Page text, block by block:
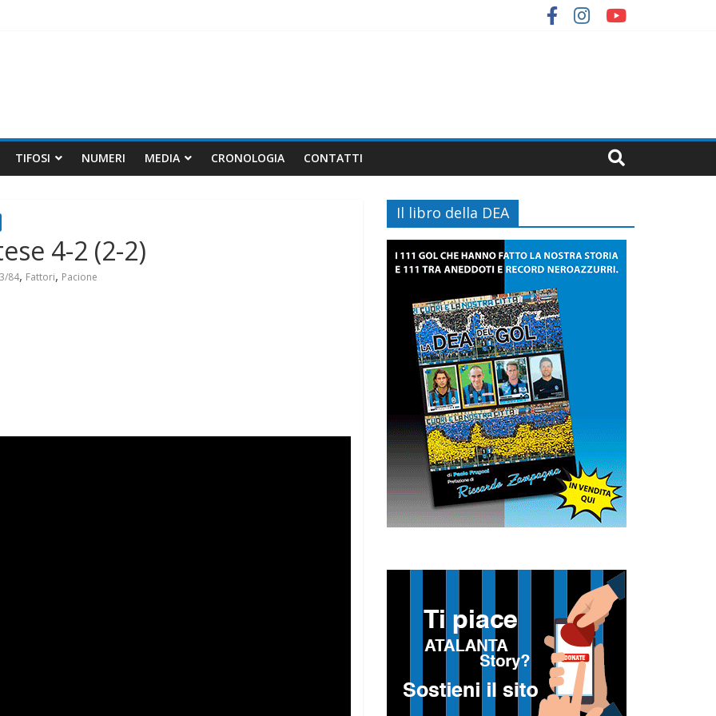
TIFOSI NUMERI MEDIA CRONOLOGIA CONTATTI
4-2 (2-2)
84, Fattori, Pacione
Il libro della DEA